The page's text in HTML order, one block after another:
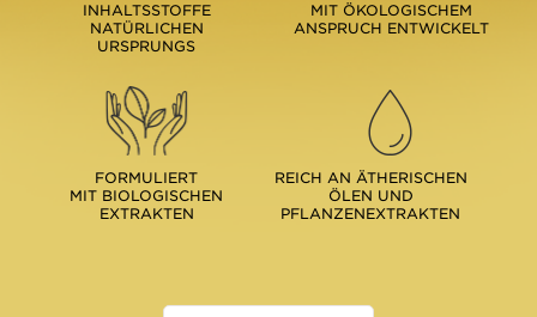
INHALTSSTOFFE
NATÜRLICHEN
URSPRUNGS
MIT ÖKOLOGISCHEM
ANSPRUCH ENTWICKELT
FORMULIERT
MIT BIOLOGISCHEN
EXTRAKTEN
REICH AN ÄTHERISCHEN
ÖLEN UND
PFLANZENEXTRAKTEN